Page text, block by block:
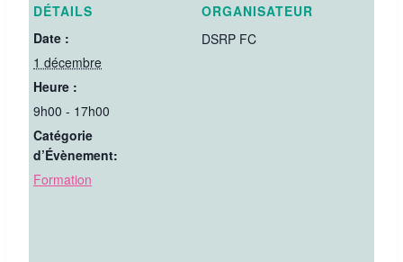
DÉTAILS
Date :
1 décembre
Heure :
9h00 - 17h00
Catégorie
d’Évènement:
Formation
ORGANISATEUR
DSRP FC